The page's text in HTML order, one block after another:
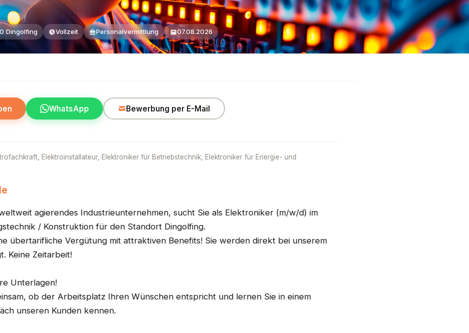
Dingolfing Vollzeit Personalvermittlung 07.08.2026
WhatsApp Bewerbung per E-Mail
Elektroinstallateur, Elektroniker für Betriebstechnik, Elektroniker für Energie- und
agierendes Industrieunternehmen, sucht Sie als Elektroniker (m/w/d) im
/ Konstruktion für den Standort Dingolfing.
übertarifliche Vergütung mit attraktiven Benefits! Sie werden direkt bei unserem
Keine Zeitarbeit!
Unterlagen!
ob der Arbeitsplatz Ihren Wünschen entspricht und lernen Sie in einem
unseren Kunden kennen.